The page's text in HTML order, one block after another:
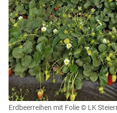
Erdbeerreihen mit Folie © LK